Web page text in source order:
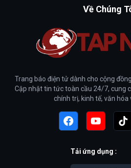
Về Chúng
Trang báo điện tử dành cho cộng
Cập nhật tin tức toàn cầu 24/7, cung
chính trị, kinh tế, văn hóa
Tải ứng dụng :